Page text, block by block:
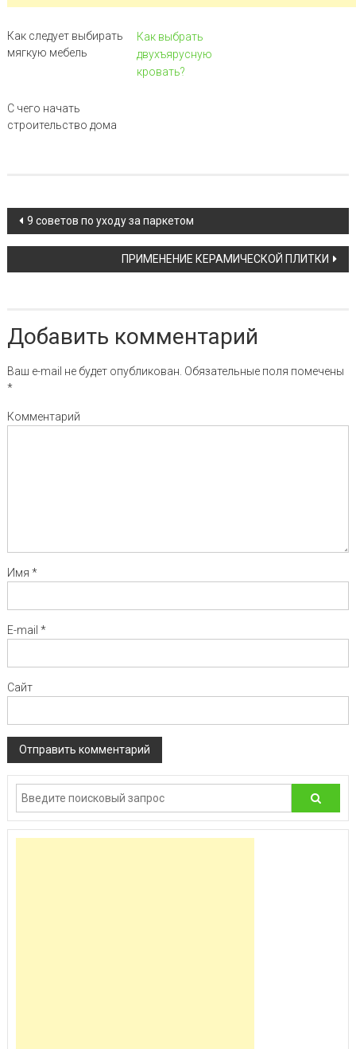
Как следует выбирать
мягкую мебель
Как выбрать
двухъярусную
кровать?
С чего начать
строительство дома
Навигация по записи
9 советов по уходу за паркетом
ПРИМЕНЕНИЕ КЕРАМИЧЕСКОЙ ПЛИТКИ
Добавить комментарий
Ваш e-mail не будет опубликован. Обязательные поля помечены
*
Комментарий
Имя *
E-mail *
Сайт